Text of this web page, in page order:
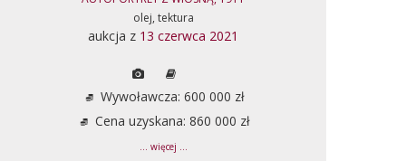
olej, tektura
aukcja z 13 czerwca 2021
Wywoławcza: 600 000 zł
Cena uzyskana: 860 000 zł
... więcej ...